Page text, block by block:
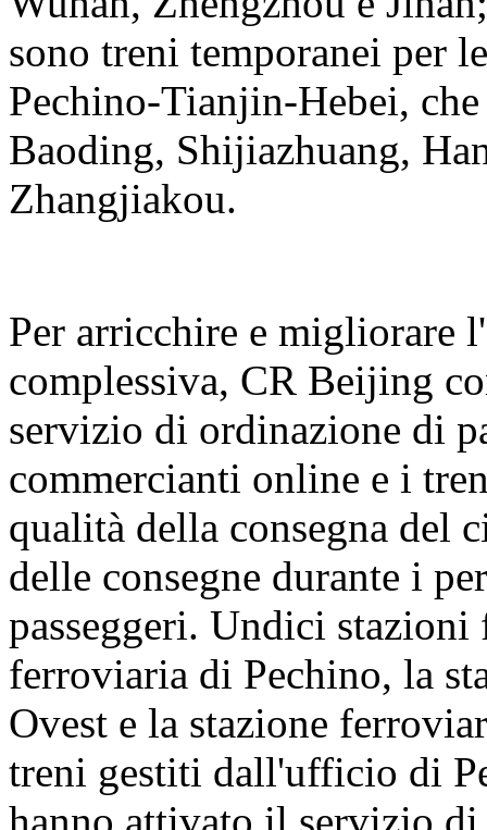
sono treni temporanei per
Pechino-Tianjin-Hebei,
Baoding, Shijiazhuang,
Zhangjiakou.
Per arricchire e migliorare
complessiva, CR Beijing
servizio di ordinazione di
commercianti online e i
qualità della consegna del
delle consegne durante i
passeggeri. Undici
ferroviaria di Pechino, la
Ovest e la stazione
treni gestiti dall'ufficio di
hanno attivato il servizio